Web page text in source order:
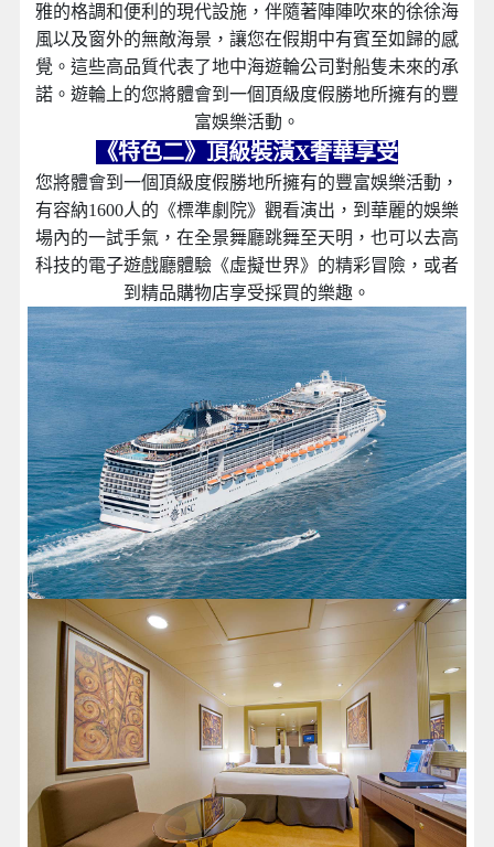
雅的格調和便利的現代設施，伴隨著陣陣吹來的徐徐海
風以及窗外的無敵海景，讓您在假期中有賓至如歸的感
覺。這些高品質代表了地中海遊輪公司對船隻未來的承
諾。遊輪上的您將體會到一個頂級度假勝地所擁有的豐
富娛樂活動。
《特色二》頂級裝潢X奢華享受
您將體會到一個頂級度假勝地所擁有的豐富娛樂活動，
有容納1600人的《標準劇院》觀看演出，到華麗的娛樂
場內的一試手氣，在全景舞廳跳舞至天明，也可以去高
科技的電子遊戲廳體驗《虛擬世界》的精彩冒險，或者
到精品購物店享受採買的樂趣。